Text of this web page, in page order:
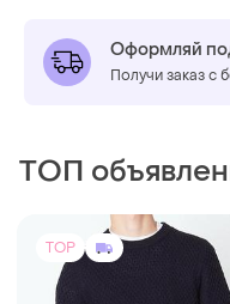
Оформляй
Получи заказ с
ТОП
TOP